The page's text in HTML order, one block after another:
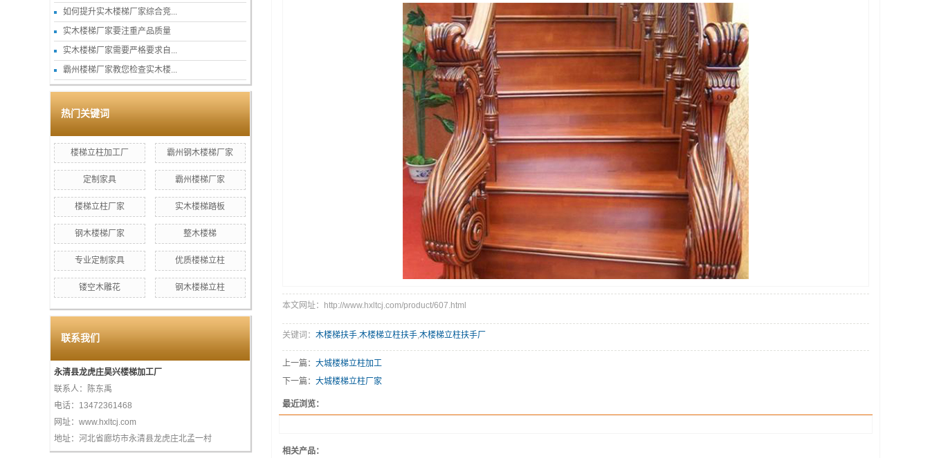
如何提升实木楼梯厂家综合竞...
实木楼梯厂家要注重产品质量
实木楼梯厂家需要严格要求自...
霸州楼梯厂家教您检查实木楼...
热门关键词
楼梯立柱加工厂 霸州钢木楼梯厂家
定制家具 霸州楼梯厂家
楼梯立柱厂家 实木楼梯踏板
钢木楼梯厂家 整木楼梯
专业定制家具 优质楼梯立柱
镂空木雕花 钢木楼梯立柱
联系我们
永清县龙虎庄昊兴楼梯加工厂
联系人：陈东禹
电话：13472361468
网址：www.hxltcj.com
地址：河北省廊坊市永清县龙虎庄北孟一村
本文网址：http://www.hxltcj.com/product/607.html
关键词： 木楼梯扶手,木楼梯立柱扶手,木楼梯立柱扶手厂
上一篇： 大城楼梯立柱加工
下一篇： 大城楼梯立柱厂家
最近浏览：
相关产品：